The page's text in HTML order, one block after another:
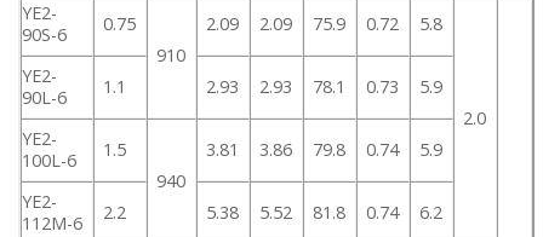
YE2-
90S-6
0.75
910
2.09 2.09 75.9 0.72 5.8
2.0
YE2-
90L-6
1.1 2.93 2.93 78.1 0.73 5.9
YE2-
100L-6
1.5
940
3.81 3.86 79.8 0.74 5.9
YE2-
112M-6
2.2 5.38 5.52 81.8 0.74 6.2